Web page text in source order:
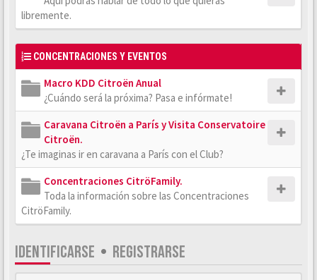
libremente.
CONCENTRACIONES Y EVENTOS
Macro KDD Citroën Anual
¿Cuándo será la próxima? Pasa e infórmate!
Caravana Citroën a París y Visita Conservatoire
Citroën.
¿Te imaginas ir en caravana a París con el Club?
Concentraciones CitröFamily.
Toda la información sobre las Concentraciones
CitröFamily.
IDENTIFICARSE • REGISTRARSE